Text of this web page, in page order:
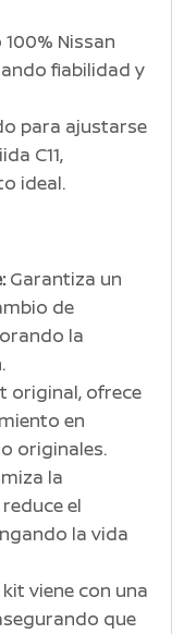
Nissan
fiabilidad y
para ajustarse
C11,
ideal.
Garantiza un
de
la
original, ofrece
en
originales.
la
el
la vida
viene con una
que